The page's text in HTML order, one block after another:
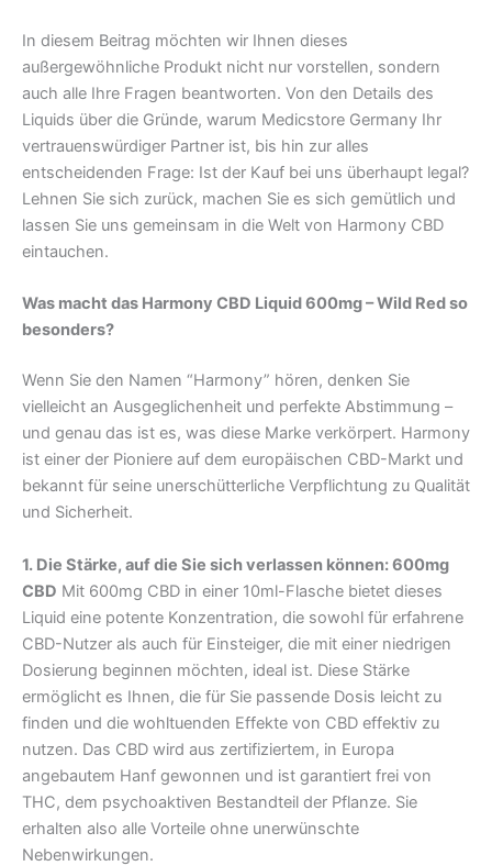
In diesem Beitrag möchten wir Ihnen dieses
außergewöhnliche Produkt nicht nur vorstellen, sondern
auch alle Ihre Fragen beantworten. Von den Details des
Liquids über die Gründe, warum Medicstore Germany Ihr
vertrauenswürdiger Partner ist, bis hin zur alles
entscheidenden Frage: Ist der Kauf bei uns überhaupt legal?
Lehnen Sie sich zurück, machen Sie es sich gemütlich und
lassen Sie uns gemeinsam in die Welt von Harmony CBD
eintauchen.
Was macht das Harmony CBD Liquid 600mg – Wild Red so
besonders?
Wenn Sie den Namen “Harmony” hören, denken Sie
vielleicht an Ausgeglichenheit und perfekte Abstimmung –
und genau das ist es, was diese Marke verkörpert. Harmony
ist einer der Pioniere auf dem europäischen CBD-Markt und
bekannt für seine unerschütterliche Verpflichtung zu Qualität
und Sicherheit.
1. Die Stärke, auf die Sie sich verlassen können: 600mg
CBD Mit 600mg CBD in einer 10ml-Flasche bietet dieses
Liquid eine potente Konzentration, die sowohl für erfahrene
CBD-Nutzer als auch für Einsteiger, die mit einer niedrigen
Dosierung beginnen möchten, ideal ist. Diese Stärke
ermöglicht es Ihnen, die für Sie passende Dosis leicht zu
finden und die wohltuenden Effekte von CBD effektiv zu
nutzen. Das CBD wird aus zertifiziertem, in Europa
angebautem Hanf gewonnen und ist garantiert frei von
THC, dem psychoaktiven Bestandteil der Pflanze. Sie
erhalten also alle Vorteile ohne unerwünschte
Nebenwirkungen.